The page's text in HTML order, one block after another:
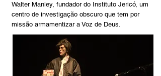
Walter Manley, fundador do Instituto Jericó, um
centro de investigação obscuro que tem por
missão armamentizar a Voz de Deus.